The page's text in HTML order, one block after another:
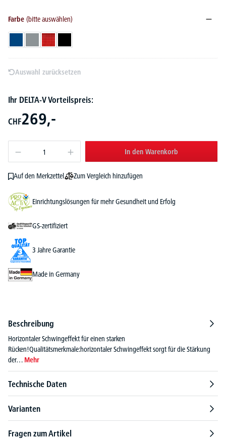
Farbe (bitte auswählen)
Auswahl zurücksetzen
Ihr DELTA-V Vorteilspreis:
CHF269,-
In den Warenkorb
Auf den Merkzettel Zum Vergleich hinzufügen
Einrichtungslösungen für mehr Gesundheit und Erfolg
GS-zertifiziert
3 Jahre Garantie
Made in Germany
Beschreibung
Horizontaler Schwingeffekt für einen starken
Rücken!Qualitätsmerkmale:horizontaler Schwingeffekt sorgt für die Stärkung
der… Mehr
Technische Daten
Varianten
Fragen zum Artikel